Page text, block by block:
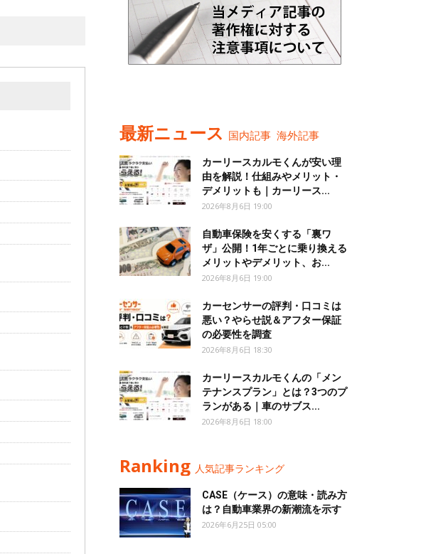
最新ニュース 国内記事 海外記事
カーリースカルモくんが安い理
由を解説！仕組みやメリット・
デメリットも｜カーリース...
2026年8月6日 19:00
自動車保険を安くする「裏ワ
ザ」公開！1年ごとに乗り換える
メリットやデメリット、お...
2026年8月6日 19:00
カーセンサーの評判・口コミは
悪い？やらせ説＆アフター保証
の必要性を調査
2026年8月6日 18:30
カーリースカルモくんの「メン
テナンスプラン」とは？3つのプ
ランがある｜車のサブス...
2026年8月6日 18:00
Ranking 人気記事ランキング
CASE（ケース）の意味・読み方
は？自動車業界の新潮流を示す
2026年6月25日 05:00